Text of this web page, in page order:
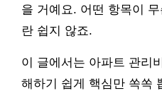
을 거예요. 어떤 항목이
란 쉽지 않죠.
이 글에서는 아파트 관리
해하기 쉽게 핵심만 쏙쏙